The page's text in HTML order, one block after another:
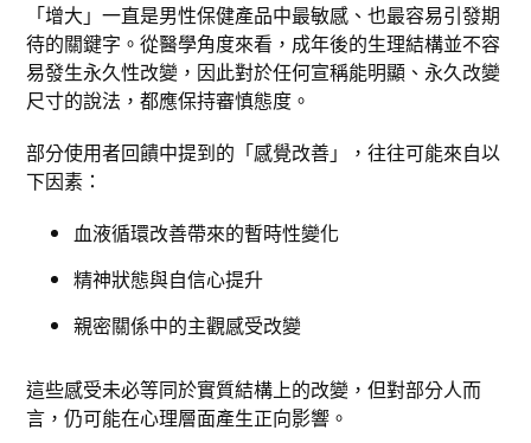
「增大」一直是男性保健產品中最敏感、也最容易引發期
待的關鍵字。從醫學角度來看，成年後的生理結構並不容
易發生永久性改變，因此對於任何宣稱能明顯、永久改變
尺寸的說法，都應保持審慎態度。
部分使用者回饋中提到的「感覺改善」，往往可能來自以
下因素：
血液循環改善帶來的暫時性變化
精神狀態與自信心提升
親密關係中的主觀感受改變
這些感受未必等同於實質結構上的改變，但對部分人而
言，仍可能在心理層面產生正向影響。